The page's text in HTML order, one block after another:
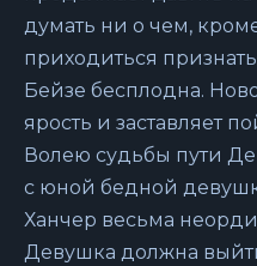
думать ни о чем,
приходиться
Бейзе бесплодна.
ярость и заставляет
Волею судьбы пути
с юной бедной
Ханчер весьма
Девушка должна